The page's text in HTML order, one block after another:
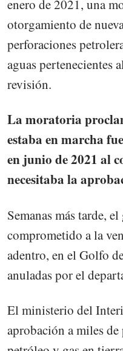
enero de 2021, una
otorgamiento de
perforaciones
aguas pertenecientes
revisión.
La moratoria
estaba en marcha
en junio de 2021 al
necesitaba la
Semanas más tarde,
comprometido a la
adentro, en el Golfo
anuladas por el
El ministerio del
aprobación a miles